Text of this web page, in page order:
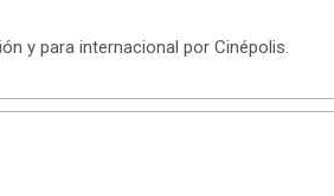
y para internacional por Cinépolis.